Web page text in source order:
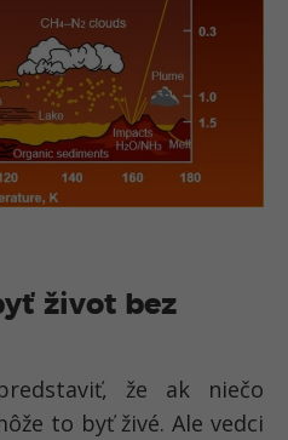
život bez
že ak niečo
to byť živé. Ale vedci